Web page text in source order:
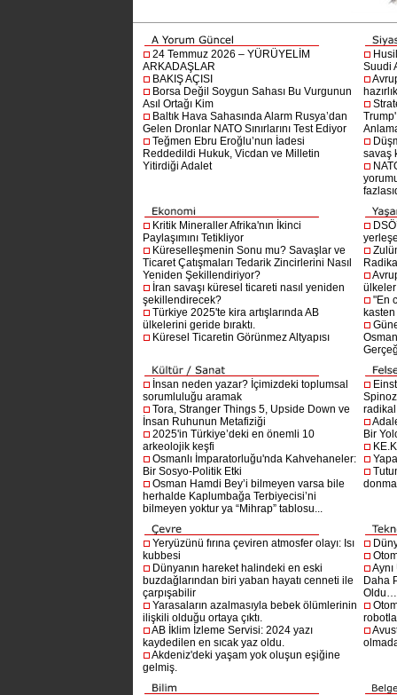
24 Temmuz 2026 – YÜRÜYELİM
ARKADAŞLAR
BAKIŞ AÇISI
Borsa Değil Soygun Sahası Bu Vurgunun
Asıl Ortağı Kim
Baltık Hava Sahasında Alarm Rusya’dan
Gelen Dronlar NATO Sınırlarını Test Ediyor
Teğmen Ebru Eroğlu’nun İadesi
Reddedildi Hukuk, Vicdan ve Milletin
Yitirdiği Adalet
Suudi
savaş
Kritik Mineraller Afrika'nın İkinci
Paylaşımını Tetikliyor
Küreselleşmenin Sonu mu? Savaşlar ve
Ticaret Çatışmaları Tedarik Zincirlerini Nasıl
Yeniden Şekillendiriyor?
İran savaşı küresel ticareti nasıl yeniden
şekillendirecek?
Türkiye 2025'te kira artışlarında AB
ülkelerini geride bıraktı.
Küresel Ticaretin Görünmez Altyapısı
"En
İnsan neden yazar? İçimizdeki toplumsal
sorumluluğu aramak
Tora, Stranger Things 5, Upside Down ve
İnsan Ruhunun Metafiziği
2025'in Türkiye’deki en önemli 10
arkeolojik keşfi
Osmanlı İmparatorluğu'nda Kahvehaneler:
Bir Sosyo-Politik Etki
Osman Hamdi Bey’i bilmeyen varsa bile
herhalde Kaplumbağa Terbiyecisi’ni
bilmeyen yoktur ya “Mihrap” tablosu...
Bir
Yeryüzünü fırına çeviren atmosfer olayı: Isı
kubbesi
Dünyanın hareket halindeki en eski
buzdağlarından biri yaban hayatı cenneti ile
çarpışabilir
Yarasaların azalmasıyla bebek ölümlerinin
ilişkili olduğu ortaya çıktı.
AB İklim İzleme Servisi: 2024 yazı
kaydedilen en sıcak yaz oldu.
Akdeniz'deki yaşam yok oluşun eşiğine
gelmiş.
Daha
Oldu…